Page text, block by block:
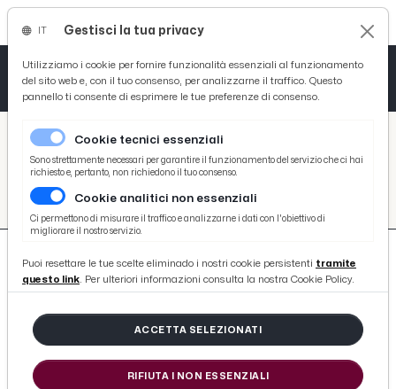
/ Picenotime
/ #francesco-donati
#FRANCESCO-DONATI
14 ARTICOLI
Gestisci la tua privacy
Utilizziamo i cookie per fornire funzionalità essenziali al funzionamento
del sito web e, con il tuo consenso, per analizzarne il traffico. Questo
pannello ti consente di esprimere le tue preferenze di consenso.
Cookie tecnici essenziali
Sono strettamente necessari per garantire il funzionamento del servizio che ci hai
richiesto e, pertanto, non richiedono il tuo consenso.
Cookie analitici non essenziali
Ci permettono di misurare il traffico e analizzarne i dati con l'obiettivo di
migliorare il nostro servizio.
Puoi resettare le tue scelte eliminado i nostri cookie persistenti tramite
questo link. Per ulteriori informazioni consulta la nostra Cookie Policy.
ACCETTA SELEZIONATI
RIFIUTA I NON ESSENZIALI
Tutto News
Tutto Sport
Basket
Ciclismo
Tutto Curiosità